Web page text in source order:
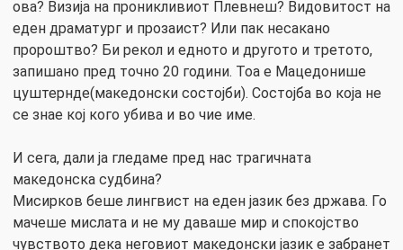
ова? Визија на проникливиот Плевнеш? Видовитост на
еден драматург и прозаист? Или пак несакано
пророштво? Би рекол и едното и другото и третото,
запишано пред точно 20 години. Тоа е Мацедонише
цуштернде(македонски состојби). Состојба во која не
се знае кој кого убива и во чие име.
И сега, дали ја гледаме пред нас трагичната
македонска судбина?
Мисирков беше лингвист на еден јазик без држава. Го
мачеше мислата и не му даваше мир и спокојство
чувството дека неговиот македонски јазик е забранет